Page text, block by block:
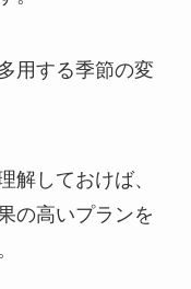
用する季節の変
解しておけば、
の高いプランを